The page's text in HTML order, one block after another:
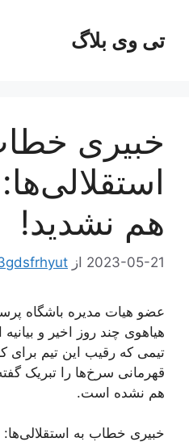
محتواتی وی بلاگ
خبیری
هم نشدید!
2023-05-21 از
عضو هیات مدیره باشگاه
هیاهوی چند روز اخیر و
تیمی که رقیب این تیم برای
قهرمانی سرخ‌ها را تبریک
هم نشده است.
خبیری خطاب به